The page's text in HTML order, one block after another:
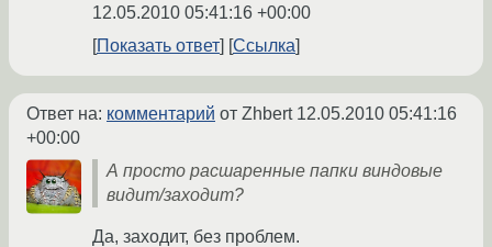
12.05.2010 05:41:16 +00:00
Показать ответ
Ссылка
Ответ на: комментарий от Zhbert 12.05.2010 05:41:16
+00:00
А просто расшаренные папки виндовые
видит/заходит?
Да, заходит, без проблем.